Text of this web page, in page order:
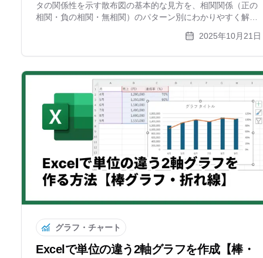
タの関係性を示す散布図の基本的な見方を、相関関係（正の
相関・負の相関・無相関）のパターン別にわかりやすく解説
ク（層別・バブルチャート）も紹介。オンラインで簡単に散
2025年10月21日
グラフ・チャート
Excelで単位の違う2軸グラフを作成【棒・